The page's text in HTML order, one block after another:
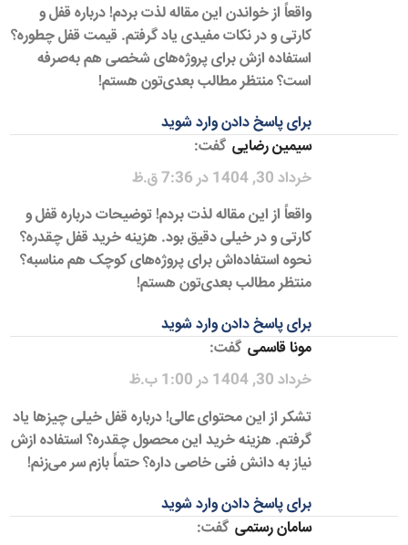
واقعاً از خواندن این مقاله لذت بردم! درباره قفل و
کارتی و در نکات مفیدی یاد گرفتم. قیمت قفل چطوره؟
استفاده ازش برای پروژه‌های شخصی هم به‌صرفه
است؟ منتظر مطالب بعدی‌تون هستم!
برای پاسخ دادن وارد شوید
سیمین رضایی گفت:
خرداد 30, 1404 در 7:36 ق.ظ
واقعاً از این مقاله لذت بردم! توضیحات درباره قفل و
کارتی و در خیلی دقیق بود. هزینه خرید قفل چقدره؟
نحوه استفاده‌اش برای پروژه‌های کوچک هم مناسبه؟
منتظر مطالب بعدی‌تون هستم!
برای پاسخ دادن وارد شوید
مونا قاسمی گفت:
خرداد 30, 1404 در 1:00 ب.ظ
تشکر از این محتوای عالی! درباره قفل خیلی چیزها یاد
گرفتم. هزینه خرید این محصول چقدره؟ استفاده ازش
نیاز به دانش فنی خاصی داره؟ حتماً بازم سر می‌زنم!
برای پاسخ دادن وارد شوید
سامان رستمی گفت: